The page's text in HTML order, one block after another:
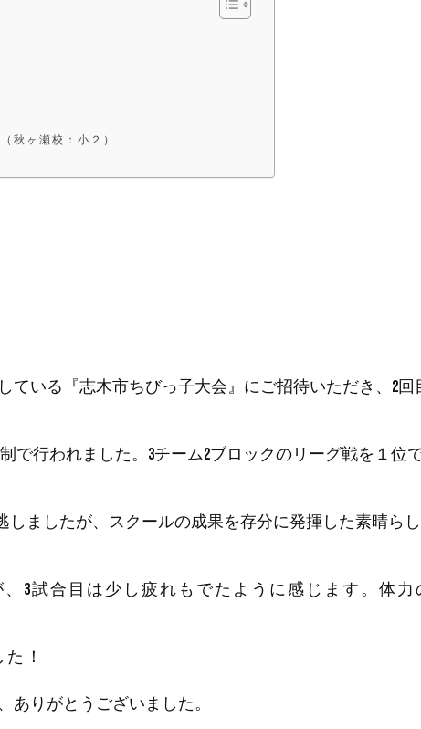
秋ヶ瀬校：小２）
いる『志木市ちびっ子大会』にご招待いただき、2回
で行われました。3チーム2ブロックのリーグ戦を１位
しましたが、スクールの成果を存分に発揮した素晴ら
3試合目は少し疲れもでたように感じます。体力
！
りがとうございました。